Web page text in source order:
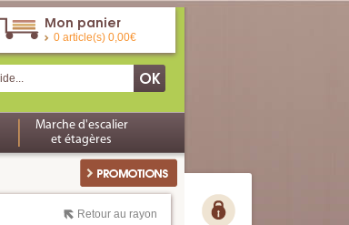
Mon panier
0 article(s) 0,00€
Marche d'escalier
et étagères
Retour au rayon